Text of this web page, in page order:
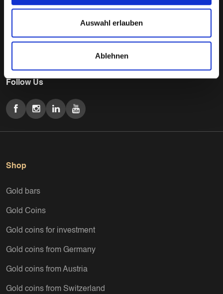
Auswahl erlauben
Ablehnen
expert guidance to help you invest with confidence.
Whether you're a first-time buyer or an experienced investor,
term wealth protection.
Follow Us
Shop
Gold bars
Gold Coins
Gold coins for investment
Gold coins from Germany
Gold coins from Austria
Gold coins from Switzerland